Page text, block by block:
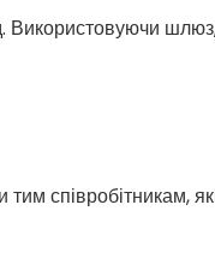
співробітникам,